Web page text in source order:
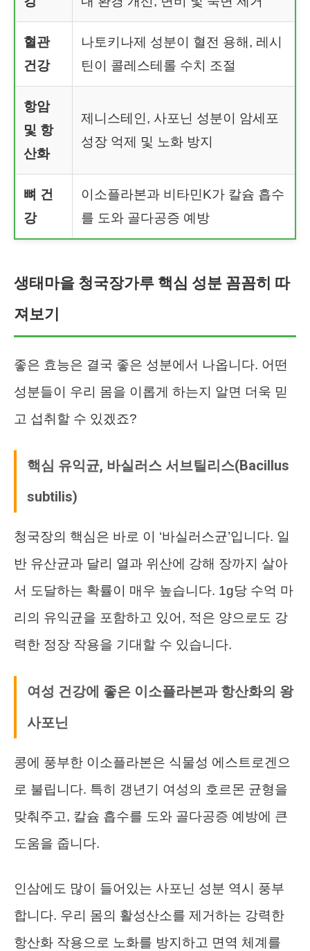
혈관
건강
나토키나제 성분이 혈전 용해, 레시
틴이 콜레스테롤 수치 조절
항암
및 항
산화
제니스테인, 사포닌 성분이 암세포
성장 억제 및 노화 방지
뼈 건
강
이소플라본과 비타민K가 칼슘 흡수
를 도와 골다공증 예방
생태마을 청국장가루 핵심 성분 꼼꼼히 따
져보기
좋은 효능은 결국 좋은 성분에서 나옵니다. 어떤
성분들이 우리 몸을 이롭게 하는지 알면 더욱 믿
고 섭취할 수 있겠죠?
핵심 유익균, 바실러스 서브틸리스(Bacillus
subtilis)
청국장의 핵심은 바로 이 ‘바실러스균’입니다. 일
반 유산균과 달리 열과 위산에 강해 장까지 살아
서 도달하는 확률이 매우 높습니다. 1g당 수억 마
리의 유익균을 포함하고 있어, 적은 양으로도 강
력한 정장 작용을 기대할 수 있습니다.
여성 건강에 좋은 이소플라본과 항산화의 왕
사포닌
콩에 풍부한 이소플라본은 식물성 에스트로겐으
로 불립니다. 특히 갱년기 여성의 호르몬 균형을
맞춰주고, 칼슘 흡수를 도와 골다공증 예방에 큰
도움을 줍니다.
인삼에도 많이 들어있는 사포닌 성분 역시 풍부
합니다. 우리 몸의 활성산소를 제거하는 강력한
항산화 작용으로 노화를 방지하고 면역 체계를